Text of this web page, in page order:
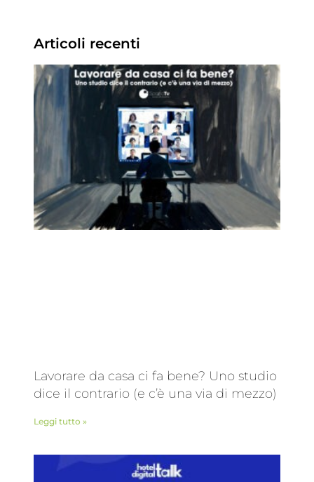
Articoli recenti
Lavorare da casa ci fa bene? Uno studio
dice il contrario (e c’è una via di mezzo)
Leggi tutto »